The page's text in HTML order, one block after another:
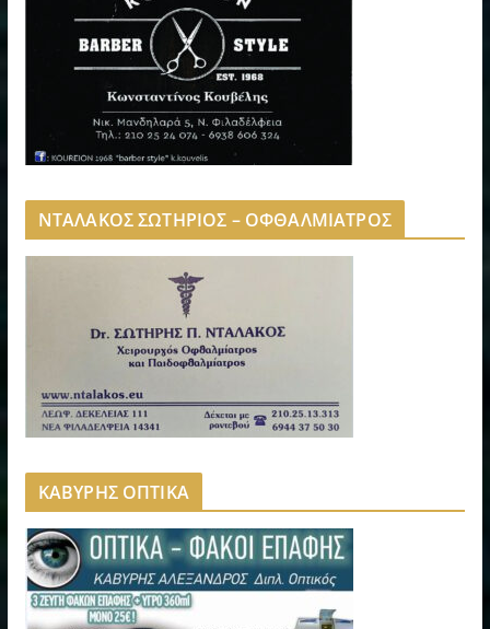
ΝΤΑΛΑΚΟΣ ΣΩΤΗΡΙΟΣ – ΟΦΘΑΛΜΙΑΤΡΟΣ
ΚΑΒΥΡΗΣ ΟΠΤΙΚΑ